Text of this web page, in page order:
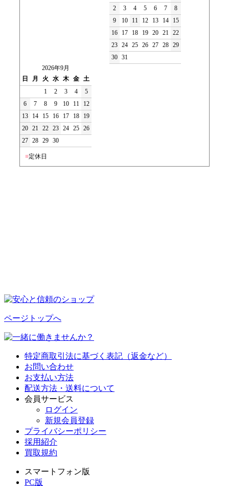
2
3 4 5 6 7
8
9
10 11 12 13 14
15
16
17 18 19 20 21 22
23 24 25 26 27 28 29
30 31
2026年9月
日
月 火 水 木 金 土
1
2 3 4
5
6
7 8 9 10 11
12
13
14 15 16 17 18
19
20 21 22 23 24 25 26
27 28 29 30
■定休日
ページトップへ
特定商取引法に基づく表記（返金など）
お問い合わせ
お支払い方法
配送方法・送料について
会員サービス
ログイン
新規会員登録
プライバシーポリシー
採用紹介
買取規約
スマートフォン版
PC版